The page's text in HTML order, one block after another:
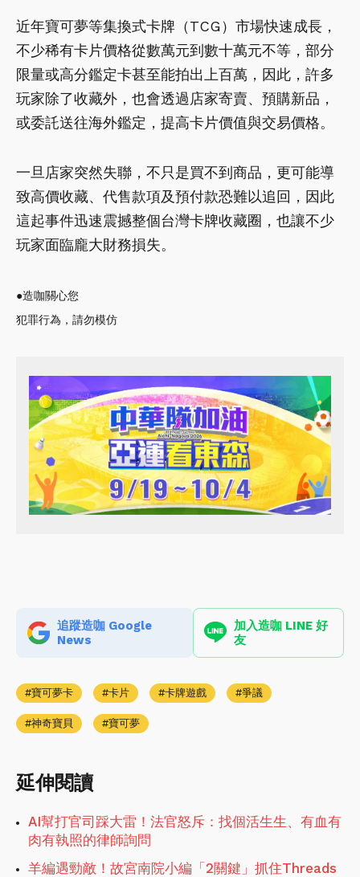
近年寶可夢等集換式卡牌（TCG）市場快速成長，
不少稀有卡片價格從數萬元到數十萬元不等，部分
限量或高分鑑定卡甚至能拍出上百萬，因此，許多
玩家除了收藏外，也會透過店家寄賣、預購新品，
或委託送往海外鑑定，提高卡片價值與交易價格。
一旦店家突然失聯，不只是買不到商品，更可能導
致高價收藏、代售款項及預付款恐難以追回，因此
這起事件迅速震撼整個台灣卡牌收藏圈，也讓不少
玩家面臨龐大財務損失。
●造咖關心您
犯罪行為，請勿模仿
追蹤造咖 Google
News
加入造咖 LINE 好
友
寶可夢卡 卡片 卡牌遊戲 爭議
神奇寶貝 寶可夢
延伸閱讀
AI幫打官司踩大雷！法官怒斥：找個活生生、有血有
肉有執照的律師詢問
羊編遇勁敵！故宮南院小編「2關鍵」抓住Threads